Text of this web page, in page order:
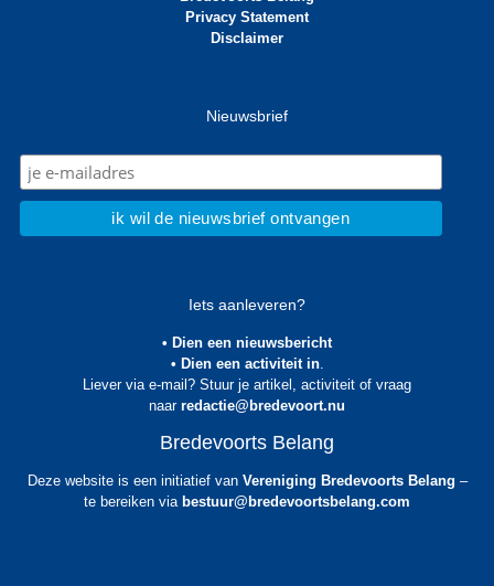
Privacy Statement
Disclaimer
Nieuwsbrief
Iets aanleveren?
• Dien een nieuwsbericht
• Dien een activiteit in.
Liever via e-mail? Stuur je artikel, activiteit of vraag
naar redactie@bredevoort.nu
Bredevoorts Belang
Deze website is een initiatief van Vereniging Bredevoorts Belang –
te bereiken via bestuur@bredevoortsbelang.com